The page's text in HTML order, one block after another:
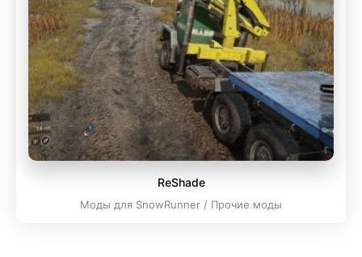
ReShade
Моды для SnowRunner / Прочие моды